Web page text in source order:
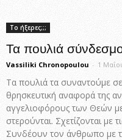
Το ήξερες;;;
Τα πουλιά
Vassiliki Chronopoulou - 1
Τα πουλιά τα συναντούμε
θρησκευτική αναφορά της
αγγελιοφόρους των Θεών
στερούνται. Σχετίζονται με
Συνδέουν τον άνθρωπο με